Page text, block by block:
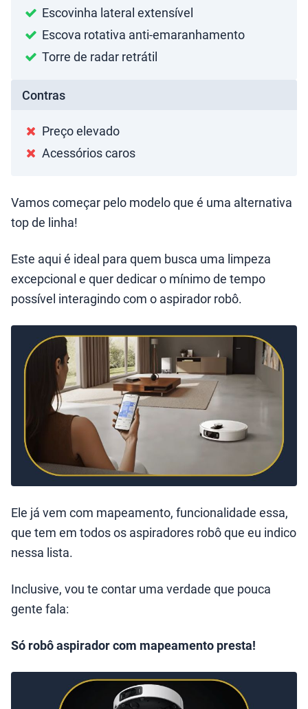
Escovinha lateral extensível
Escova rotativa anti-emaranhamento
Torre de radar retrátil
Contras
Preço elevado
Acessórios caros
Vamos começar pelo modelo que é uma alternativa
top de linha!
Este aqui é ideal para quem busca uma limpeza
excepcional e quer dedicar o mínimo de tempo
possível interagindo com o aspirador robô.
Ele já vem com mapeamento, funcionalidade essa,
que tem em todos os aspiradores robô que eu indico
nessa lista.
Inclusive, vou te contar uma verdade que pouca
gente fala:
Só robô aspirador com mapeamento presta!